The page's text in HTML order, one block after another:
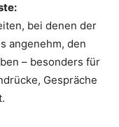
bei denen der
angenehm, den
– besonders für
Gespräche